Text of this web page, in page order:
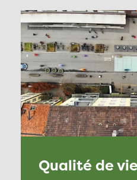
Qualité de